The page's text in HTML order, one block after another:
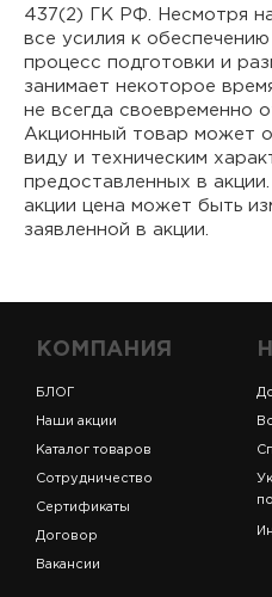
437(2) ГК РФ. Несмотря
все усилия к
процесс подготовки и
занимает некоторое
не всегда своевременно
Акционный товар может
виду и техническим
предоставленных в
акции цена может быть
заявленной в акции.
КОМПАНИЯ
БЛОГ
Наши акции
Каталог товаров
Сотрудничество
Сертификаты
Договор
Вакансии